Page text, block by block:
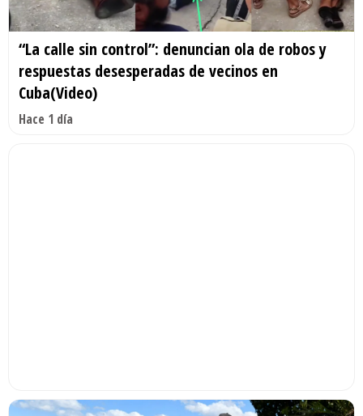
“La calle sin control”: denuncian ola de robos y
respuestas desesperadas de vecinos en
Cuba(Video)
Hace 1 día